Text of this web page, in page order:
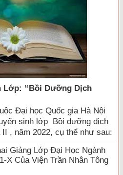
Lớp: “bồi Dưỡng Dịch
Đại học Quốc gia Hà Nội
sinh lớp Bồi dưỡng dịch
, năm 2022, cụ thể như sau:
Giảng Lớp Đại Học Ngành
X Của Viện Trần Nhân Tông